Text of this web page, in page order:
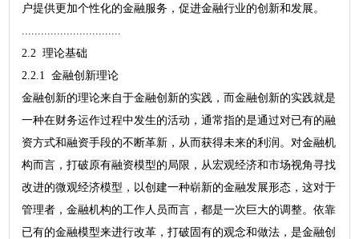
户提供更加个性化的金融服务，促进金融行业的创新和发展。
2.2 理论基础
2.2.1 金融创新理论
金融创新的理论来自于金融创新的实践，而金融创新的实践就是
一种在财务运作过程中发生的活动，通常指的是通过对已有的融
资方式和融资手段的不断革新，从而获得未来的利润。对金融机
构而言，打破原有融资模型的局限，从宏观经济和市场视角寻找
改进的微观经济模型，以创建一种崭新的金融发展形态，这对于
管理者，金融机构的工作人员而言，都是一次巨大的调整。依靠
已有的金融模型来进行改革，打破固有的观念和做法，是金融创